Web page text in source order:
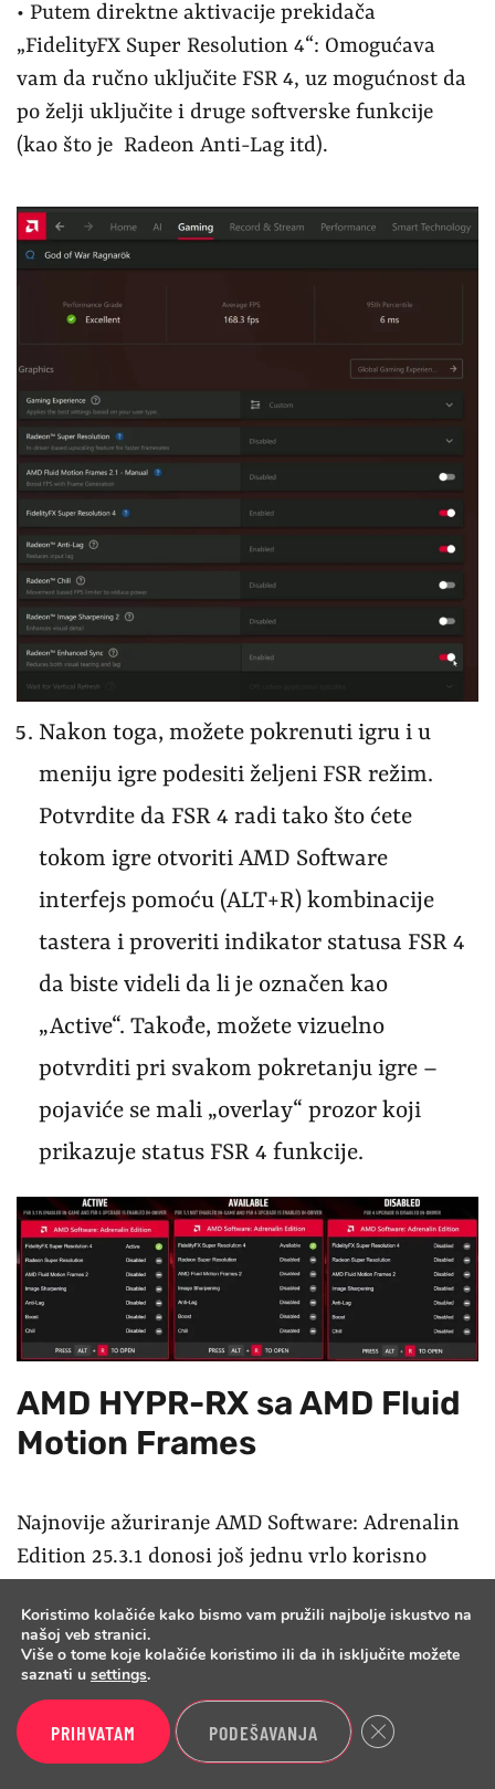
• Putem direktne aktivacije prekidača
„FidelityFX Super Resolution 4“: Omogućava
vam da ručno uključite FSR 4, uz mogućnost da
po želji uključite i druge softverske funkcije
(kao što je Radeon Anti-Lag itd).
Nakon toga, možete pokrenuti igru i u
meniju igre podesiti željeni FSR režim.
Potvrdite da FSR 4 radi tako što ćete
tokom igre otvoriti AMD Software
interfejs pomoću (ALT+R) kombinacije
tastera i proveriti indikator statusa FSR 4
da biste videli da li je označen kao
„Active“. Takođe, možete vizuelno
potvrditi pri svakom pokretanju igre –
pojaviće se mali „overlay“ prozor koji
prikazuje status FSR 4 funkcije.
AMD HYPR-RX sa AMD Fluid
Motion Frames
Najnovije ažuriranje AMD Software: Adrenalin
Edition 25.3.1 donosi još jednu vrlo korisno
performanse i izgled grafike u igrama, ali tamo
gde nije igrađena FSR4 opcija. AMD Fluid
Motion Frames (AFMF) je tehnologija
generisanja kadrova ugrađena u sam drajver,
dakle ne u igrama. To su one koje nemaju
Koristimo kolačiće kako bismo vam pružili najbolje iskustvo na
našoj veb stranici.
Više o tome koje kolačiće koristimo ili da ih isključite možete
saznati u settings.
PRIHVATAM PODEŠAVANJA Close GDPR